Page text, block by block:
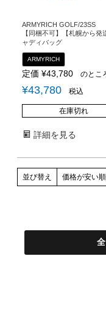
ARMYRICH GOLF/23SS
【同梱不可】【札幌から発
ャディバッグ
ARMYRICH
定価 ¥43,780 のとこ
¥43,780 税込
在庫切れ
詳細を見る
並び替え 価格が安い順